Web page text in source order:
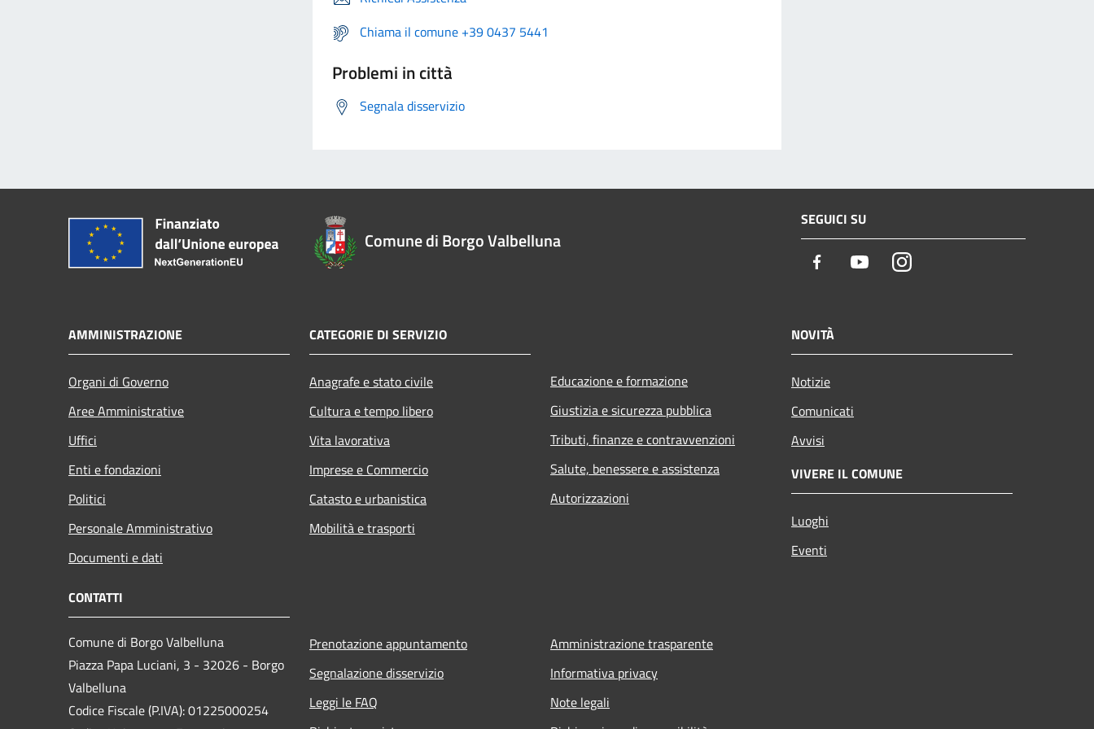
Chiama il comune +39 0437 5441
Problemi in città
Segnala disservizio
Comune di Borgo Valbelluna
SEGUICI SU
Facebook YoutubeInstagram
AMMINISTRAZIONE
Organi di Governo
Aree Amministrative
Uffici
Enti e fondazioni
Politici
Personale Amministrativo
Documenti e dati
CATEGORIE DI SERVIZIO
Anagrafe e stato civile
Cultura e tempo libero
Vita lavorativa
Imprese e Commercio
Catasto e urbanistica
Mobilità e trasporti
Educazione e formazione
Giustizia e sicurezza pubblica
Tributi, finanze e contravvenzioni
Salute, benessere e assistenza
Autorizzazioni
NOVITÀ
Notizie
Comunicati
Avvisi
VIVERE IL COMUNE
Luoghi
Eventi
CONTATTI
Comune di Borgo Valbelluna
Piazza Papa Luciani, 3 - 32026 - Borgo
Valbelluna
Codice Fiscale (P.IVA): 01225000254
Prenotazione appuntamento
Segnalazione disservizio
Leggi le FAQ
Amministrazione trasparente
Informativa privacy
Note legali